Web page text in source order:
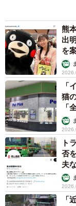
熊
出
を
「
猫
「
の
ト
否
夫
「